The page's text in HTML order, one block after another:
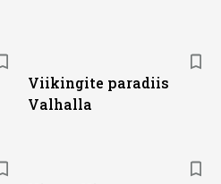
Viikingite paradiis
Valhalla